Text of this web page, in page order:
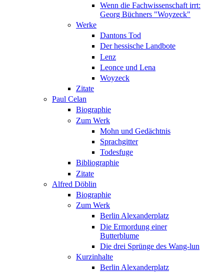
Wenn die Fachwissenschaft irrt:
Georg Büchners "Woyzeck"
Werke
Dantons Tod
Der hessische Landbote
Lenz
Leonce und Lena
Woyzeck
Zitate
Paul Celan
Biographie
Zum Werk
Mohn und Gedächtnis
Sprachgitter
Todesfuge
Bibliographie
Zitate
Alfred Döblin
Biographie
Zum Werk
Berlin Alexanderplatz
Die Ermordung einer
Butterblume
Die drei Sprünge des Wang-lun
Kurzinhalte
Berlin Alexanderplatz